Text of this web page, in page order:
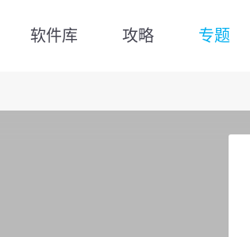
软件库 攻略 专题